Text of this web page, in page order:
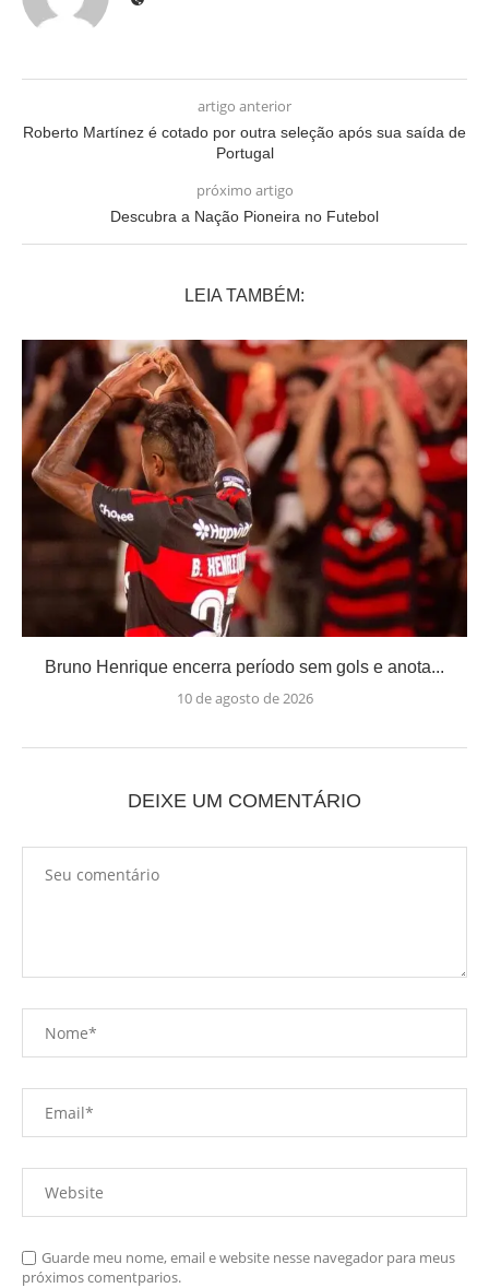
artigo anterior
Roberto Martínez é cotado por outra seleção após sua saída de
Portugal
próximo artigo
Descubra a Nação Pioneira no Futebol
LEIA TAMBÉM:
Bruno Henrique encerra período sem gols e anota...
10 de agosto de 2026
DEIXE UM COMENTÁRIO
Guarde meu nome, email e website nesse navegador para meus
próximos comentparios.